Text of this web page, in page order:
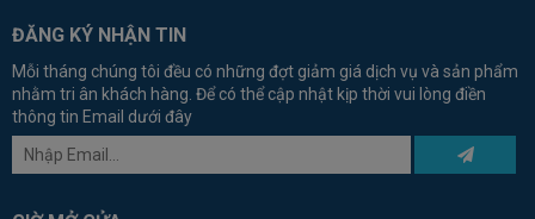
ĐĂNG KÝ NHẬN TIN
Mỗi tháng chúng tôi đều có những đợt giảm giá dịch vụ và sản phẩm
nhằm tri ân khách hàng. Để có thể cập nhật kịp thời vui lòng điền
thông tin Email dưới đây